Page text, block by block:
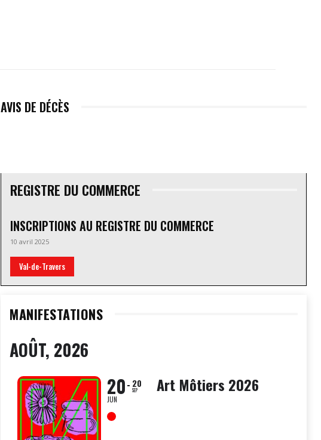
AVIS DE DÉCÈS
REGISTRE DU COMMERCE
INSCRIPTIONS AU REGISTRE DU COMMERCE
10 avril 2025
Val-de-Travers
MANIFESTATIONS
AOÛT, 2026
20
JUN
20
SEP Art Môtiers 2026